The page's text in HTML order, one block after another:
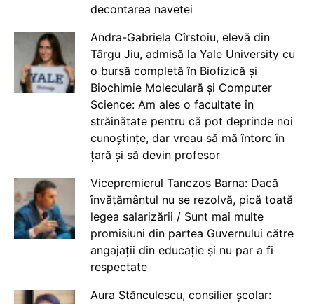
decontarea navetei
Andra-Gabriela Cîrstoiu, elevă din
Târgu Jiu, admisă la Yale University cu
o bursă completă în Biofizică și
Biochimie Moleculară și Computer
Science: Am ales o facultate în
străinătate pentru că pot deprinde noi
cunoștințe, dar vreau să mă întorc în
țară și să devin profesor
Vicepremierul Tanczos Barna: Dacă
învățământul nu se rezolvă, pică toată
legea salarizării / Sunt mai multe
promisiuni din partea Guvernului către
angajații din educație și nu par a fi
respectate
Aura Stănculescu, consilier școlar: